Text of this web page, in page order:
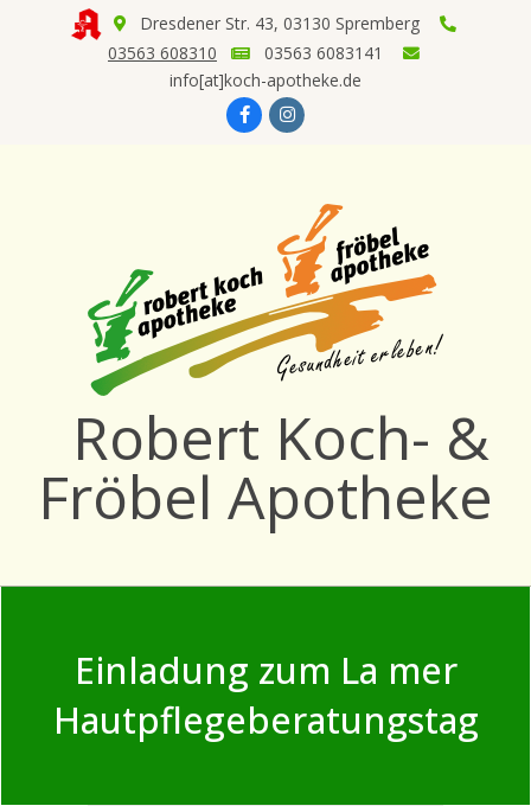
Dresdener Str. 43, 03130 Spremberg
03563 608310
03563 6083141
info[at]koch-apotheke.de
Robert Koch- &
Fröbel Apotheke
Einladung zum La mer
Hautpflegeberatungstag